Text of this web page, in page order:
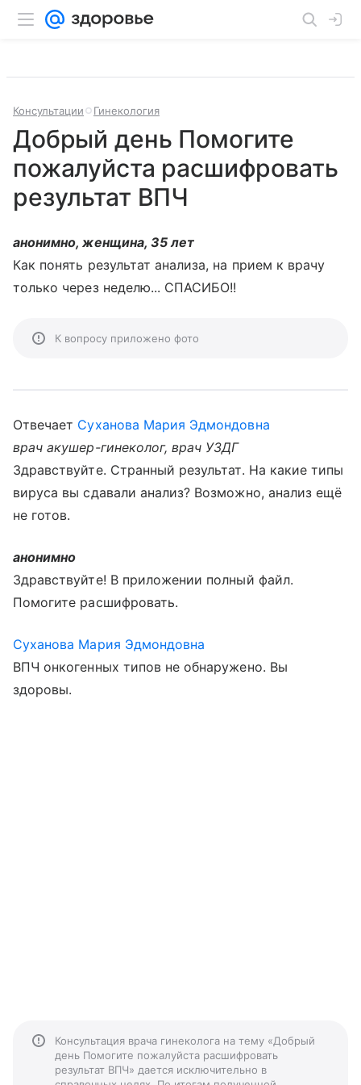
Консультации Гинекология
Добрый день Помогите
пожалуйста расшифровать
результат ВПЧ
анонимно, женщина, 35 лет
Как понять результат анализа, на прием к врачу
только через неделю... СПАСИБО!!
К вопросу приложено фото
Отвечает Суханова Мария Эдмондовна
врач акушер-гинеколог, врач УЗДГ
Здравствуйте. Странный результат. На какие типы
вируса вы сдавали анализ? Возможно, анализ ещё
не готов.
анонимно
Здравствуйте! В приложении полный файл.
Помогите расшифровать.
Суханова Мария Эдмондовна
ВПЧ онкогенных типов не обнаружено. Вы
здоровы.
Консультация врача гинеколога на тему «Добрый
день Помогите пожалуйста расшифровать
результат ВПЧ» дается исключительно в